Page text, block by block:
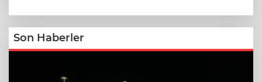
Son Haberler